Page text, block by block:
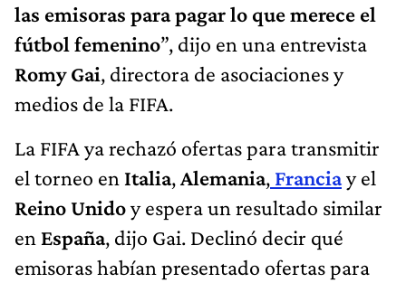
las emisoras para pagar lo que merece el
fútbol femenino”, dijo en una entrevista
Romy Gai, directora de asociaciones y
medios de la FIFA.
La FIFA ya rechazó ofertas para transmitir
el torneo en Italia,Alemania, Franciay el
Reino Unidoy espera un resultado similar
en España, dijo Gai. Declinó decir qué
emisoras habían presentado ofertas para